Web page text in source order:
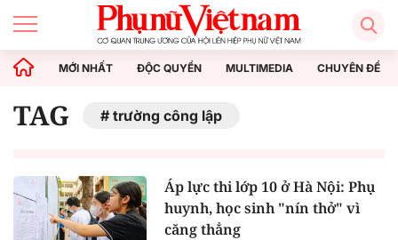
MỚI NHẤT ĐỘC QUYỀN MULTIMEDIA CHUYÊN ĐỀ
TAG trường công lập
Áp lực thi lớp 10 ở Hà Nội: Phụ
huynh, học sinh "nín thở" vì
căng thẳng